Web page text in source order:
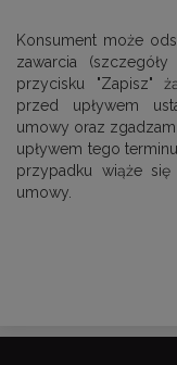
Konsument może
zawarcia
przycisku "Zapisz"
przed upływem
umowy oraz
upływem tego
przypadku wiąże
umowy.